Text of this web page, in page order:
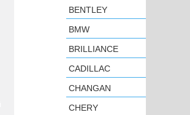
BENTLEY
BMW
BRILLIANCE
CADILLAC
CHANGAN
CHERY